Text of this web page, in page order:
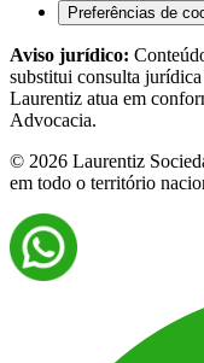
Preferências de
Aviso jurídico:
substitui consulta
Laurentiz atua em
Advocacia.
© 2026 Laurentiz
em todo o território